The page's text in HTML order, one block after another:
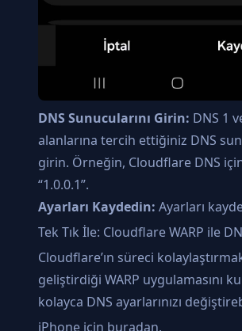
DNS Sunucularını Girin: DNS 1
alanlarına tercih ettiğiniz DNS
girin. Örneğin, Cloudflare DNS için
“1.0.0.1”.
Ayarları Kaydedin: Ayarları
Tek Tık İle: Cloudflare WARP ile
Cloudflare’ın süreci
geliştirdiği WARP uygulamasını
kolayca DNS ayarlarınızı
iPhone için buradan,